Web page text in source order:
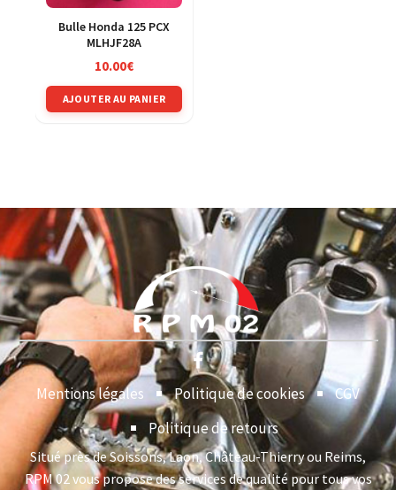
Bulle Honda 125 PCX
MLHJF28A
10.00€
AJOUTER AU PANIER
Mentions légales Politique de cookies
CGV
Politique de retours
Situé près de Soissons, Laon, Château-Thierry ou Reims,
RPM 02 vous propose des services de qualité pour tous vos